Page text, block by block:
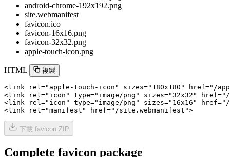
android-chrome-192x192.png
site.webmanifest
favicon.ico
favicon-16x16.png
favicon-32x32.png
apple-touch-icon.png
HTML 複製
<link rel="apple-touch-icon" sizes="180x180" href="/
<link rel="icon" type="image/png" sizes="32x32" href="/
<link rel="icon" type="image/png" sizes="16x16" href="/
<link rel="manifest" href="/site.webmanifest">
下載 favicon ZIP
Complete favicon package